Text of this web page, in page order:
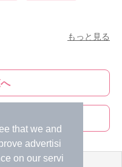
that we and
advertisi
on our servi
もっと見る